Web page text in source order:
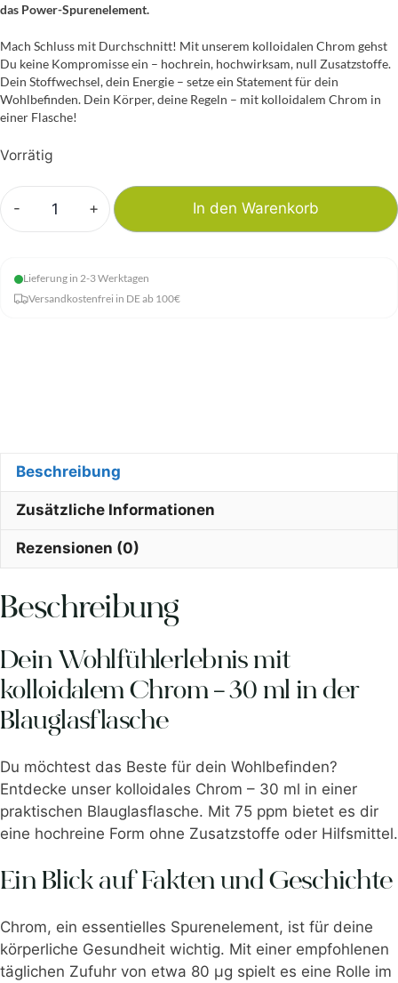
das Power-Spurenelement.
Mach Schluss mit Durchschnitt! Mit unserem kolloidalen Chrom gehst
Du keine Kompromisse ein – hochrein, hochwirksam, null Zusatzstoffe.
Dein Stoffwechsel, dein Energie – setze ein Statement für dein
Wohlbefinden. Dein Körper, deine Regeln – mit kolloidalem Chrom in
einer Flasche!
Vorrätig
-
Kolloidales
+ In den Warenkorb
Lieferung in 2-3 Werktagen
Versandkostenfrei in DE ab 100€
Beschreibung
Zusätzliche Informationen
Rezensionen (0)
Beschreibung
Dein Wohlfühlerlebnis mit
kolloidalem Chrom – 30 ml in der
Blauglasflasche
Du möchtest das Beste für dein Wohlbefinden?
Entdecke unser kolloidales Chrom – 30 ml in einer
praktischen Blauglasflasche. Mit 75 ppm bietet es dir
eine hochreine Form ohne Zusatzstoffe oder Hilfsmittel.
Ein Blick auf Fakten und Geschichte
Chrom, ein essentielles Spurenelement, ist für deine
körperliche Gesundheit wichtig. Mit einer empfohlenen
täglichen Zufuhr von etwa 80 µg spielt es eine Rolle im